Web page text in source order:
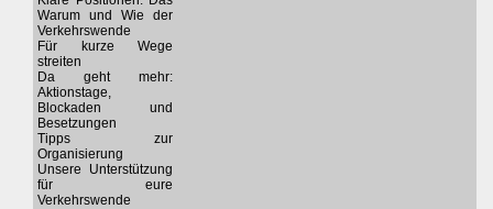
Warum und Wie der
Verkehrswende
Für kurze Wege
streiten
Da geht mehr:
Aktionstage,
Blockaden und
Besetzungen
Tipps zur
Organisierung
Unsere Unterstützung
für eure
Verkehrswende